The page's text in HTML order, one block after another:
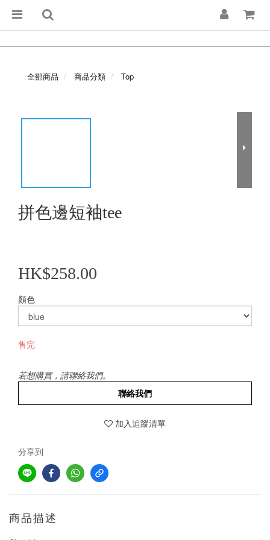
全部商品 商品分類 Top
拼色邊短袖tee
HK$258.00
顏色
售完
若想購買，請聯絡我們。
聯絡我們
加入追蹤清單
分享到
商品描述